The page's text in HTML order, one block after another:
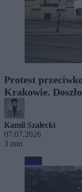
Protest
Krakowie.
Kamil Szałecki
07.07.2026
3 min
Moto